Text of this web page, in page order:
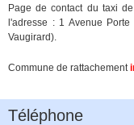
Page de contact du taxi
l'adresse : 1 Avenue
Vaugirard).
Commune de rattachement
Téléphone